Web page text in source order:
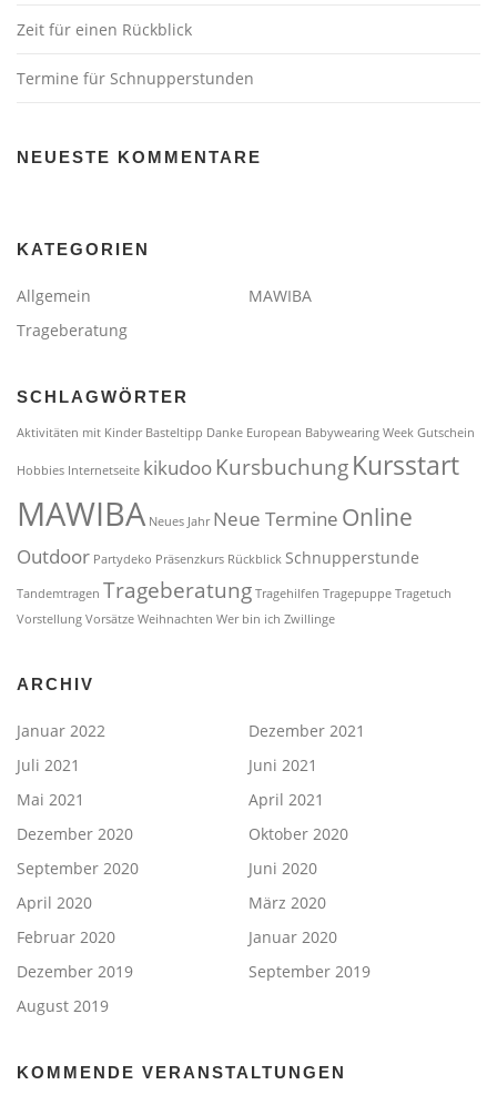
Zeit für einen Rückblick
Termine für Schnupperstunden
NEUESTE KOMMENTARE
KATEGORIEN
Allgemein
MAWIBA
Trageberatung
SCHLAGWÖRTER
Aktivitäten mit Kinder Basteltipp Danke European Babywearing Week Gutschein
Hobbies Internetseite kikudoo KursbuchungKursstart
MAWIBA Neues Jahr Neue Termine Online
Outdoor Partydeko Präsenzkurs Rückblick Schnupperstunde
Tandemtragen Trageberatung Tragehilfen Tragepuppe Tragetuch
Vorstellung Vorsätze Weihnachten Wer bin ich Zwillinge
ARCHIV
Januar 2022
Dezember 2021
Juli 2021
Juni 2021
Mai 2021
April 2021
Dezember 2020
Oktober 2020
September 2020
Juni 2020
April 2020
März 2020
Februar 2020
Januar 2020
Dezember 2019
September 2019
August 2019
KOMMENDE VERANSTALTUNGEN